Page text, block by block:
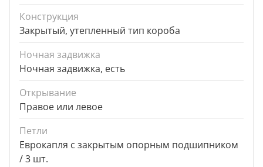
Конструкция
Закрытый, утепленный тип короба
Ночная задвижка
Ночная задвижка, есть
Открывание
Правое или левое
Петли
Еврокапля с закрытым опорным подшипником
/ 3 шт.